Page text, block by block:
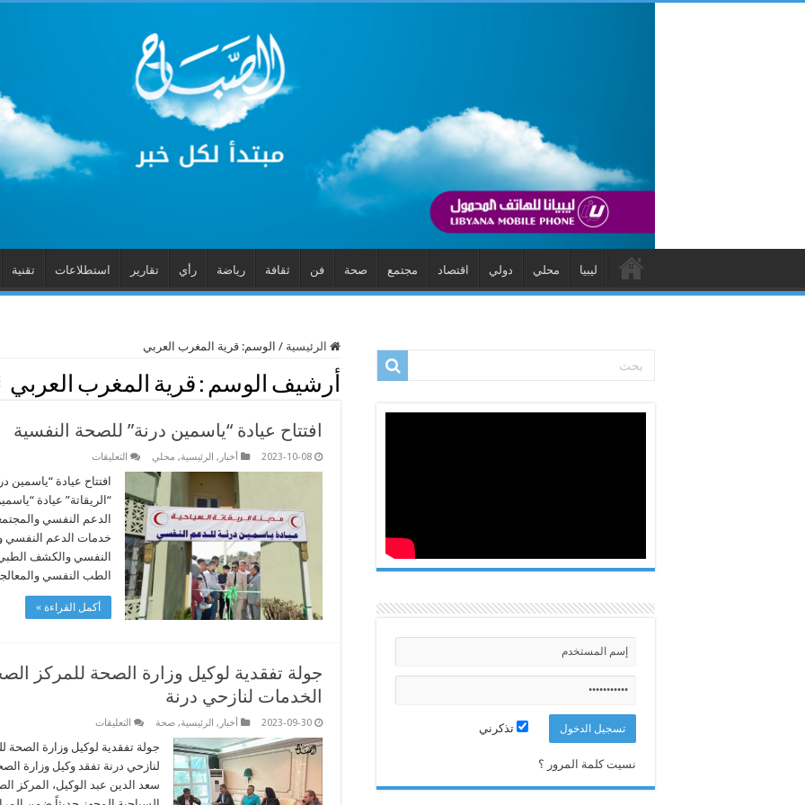
ليبيا محلي دولي اقتصاد مجتمع صحة فن ثقافة رياضة رأي تقارير استطلاعات تقنية
الرئيسية / الوسم: قرية المغرب العربي
أرشيف الوسم : قرية المغرب العربي
افتتاح عيادة “ياسمين درنة” للصحة النفسية
2023-10-08 أخبار , الرئيسية, محلي التعليقات
عيادة
“ياسمين
درنة”
للصحة
النفسية
مغلقة
افتتاح عيادة “ياسمين
“الريقاتة” عيادة
الدعم النفسي
خدمات الدعم النفسي
النفسي والكشف
الطب النفسي
أكمل القراءة »
جولة تفقدية لوكيل وزارة الصحة للمركز
الخدمات لنازحي درنة
2023-09-30 أخبار , الرئيسية, صحة التعليقات
تفقدية
لوكيل
وزارة
الصحة
للمركز
جولة تفقدية لوكيل وزارة
لنازحي درنة تفقد وكيل وزارة
سعد الدين عبد الوكيل، المركز
تذكرني
نسيت كلمة المرور ؟